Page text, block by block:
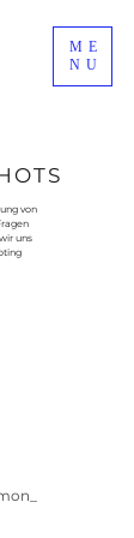
ME
NU
von
uns